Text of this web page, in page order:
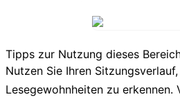
Tipps zur Nutzung dieses
Nutzen Sie Ihren
Lesegewohnheiten zu erkennen.